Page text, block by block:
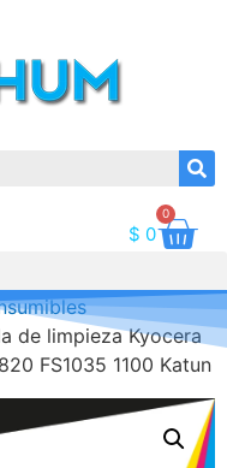
$ 0
0
de limpieza Kyocera
FS1035 1100 Katun